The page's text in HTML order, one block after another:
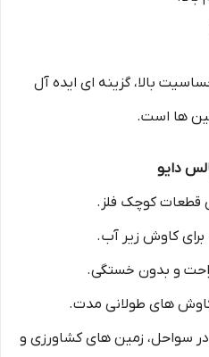
بالا، گزینه ای ایده آل
ها است.
دایو
قطعات کوچک فلز.
کاوش زیر آب.
و بدون خستگی.
های طولانی مدت.
در سواحل، زمین های کشاورزی و